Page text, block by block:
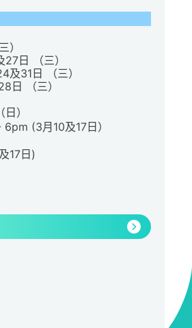
）
日 （三）
及31日 （三）
日 （三）
）
(3月10及17日）
17日)